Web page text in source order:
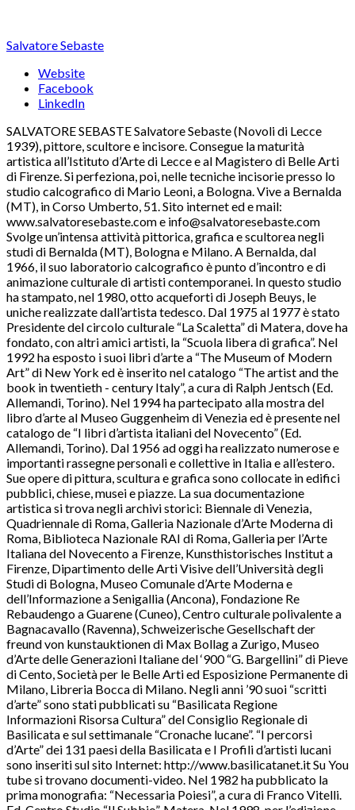
Salvatore Sebaste
Website
Facebook
LinkedIn
SALVATORE SEBASTE Salvatore Sebaste (Novoli di Lecce
1939), pittore, scultore e incisore. Consegue la maturità
artistica all’Istituto d’Arte di Lecce e al Magistero di Belle Arti
di Firenze. Si perfeziona, poi, nelle tecniche incisorie presso lo
studio calcografico di Mario Leoni, a Bologna. Vive a Bernalda
(MT), in Corso Umberto, 51. Sito internet ed e mail:
www.salvatoresebaste.com e info@salvatoresebaste.com
Svolge un’intensa attività pittorica, grafica e scultorea negli
studi di Bernalda (MT), Bologna e Milano. A Bernalda, dal
1966, il suo laboratorio calcografico è punto d’incontro e di
animazione culturale di artisti contemporanei. In questo studio
ha stampato, nel 1980, otto acqueforti di Joseph Beuys, le
uniche realizzate dall’artista tedesco. Dal 1975 al 1977 è stato
Presidente del circolo culturale “La Scaletta” di Matera, dove ha
fondato, con altri amici artisti, la “Scuola libera di grafica”. Nel
1992 ha esposto i suoi libri d’arte a “The Museum of Modern
Art” di New York ed è inserito nel catalogo “The artist and the
book in twentieth - century Italy”, a cura di Ralph Jentsch (Ed.
Allemandi, Torino). Nel 1994 ha partecipato alla mostra del
libro d’arte al Museo Guggenheim di Venezia ed è presente nel
catalogo de “I libri d’artista italiani del Novecento” (Ed.
Allemandi, Torino). Dal 1956 ad oggi ha realizzato numerose e
importanti rassegne personali e collettive in Italia e all’estero.
Sue opere di pittura, scultura e grafica sono collocate in edifici
pubblici, chiese, musei e piazze. La sua documentazione
artistica si trova negli archivi storici: Biennale di Venezia,
Quadriennale di Roma, Galleria Nazionale d’Arte Moderna di
Roma, Biblioteca Nazionale RAI di Roma, Galleria per l’Arte
Italiana del Novecento a Firenze, Kunsthistorisches Institut a
Firenze, Dipartimento delle Arti Visive dell’Università degli
Studi di Bologna, Museo Comunale d’Arte Moderna e
dell’Informazione a Senigallia (Ancona), Fondazione Re
Rebaudengo a Guarene (Cuneo), Centro culturale polivalente a
Bagnacavallo (Ravenna), Schweizerische Gesellschaft der
freund von kunstauktionen di Max Bollag a Zurigo, Museo
d’Arte delle Generazioni Italiane del ‘900 “G. Bargellini” di Pieve
di Cento, Società per le Belle Arti ed Esposizione Permanente di
Milano, Libreria Bocca di Milano. Negli anni ’90 suoi “scritti
d’arte” sono stati pubblicati su “Basilicata Regione
Informazioni Risorsa Cultura” del Consiglio Regionale di
Basilicata e sul settimanale “Cronache lucane”. “I percorsi
d’Arte” dei 131 paesi della Basilicata e I Profili d’artisti lucani
sono inseriti sul sito Internet: http://www.basilicatanet.it Su You
tube si trovano documenti-video. Nel 1982 ha pubblicato la
prima monografia: “Necessaria Poiesi”, a cura di Franco Vitelli.